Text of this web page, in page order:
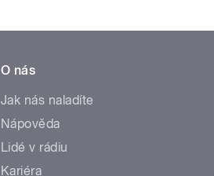
O nás
Jak nás naladíte
Nápověda
Lidé v rádiu
Kariéra